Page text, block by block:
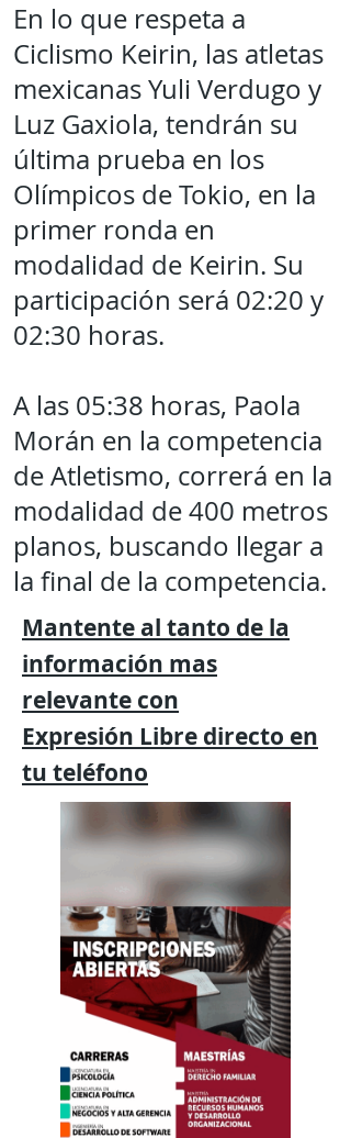
En lo que respeta a
Ciclismo Keirin, las atletas
mexicanas Yuli Verdugo y
Luz Gaxiola, tendrán su
última prueba en los
Olímpicos de Tokio, en la
primer ronda en
modalidad de Keirin. Su
participación será 02:20 y
02:30 horas.
A las 05:38 horas, Paola
Morán en la competencia
de Atletismo, correrá en la
modalidad de 400 metros
planos, buscando llegar a
la final de la competencia.
Mantente al tanto de la
información mas
relevante con
Expresión Libre directo en
tu teléfono